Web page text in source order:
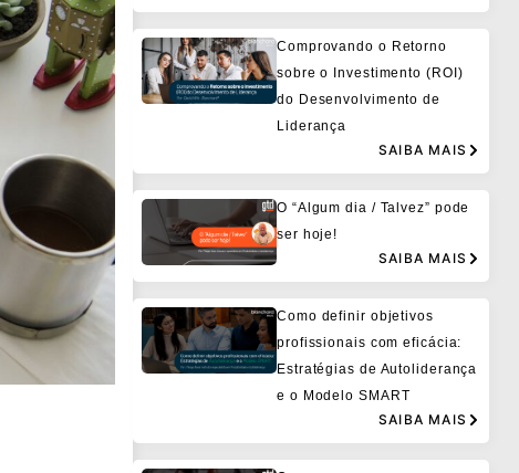
Comprovando o Retorno
sobre o Investimento (ROI)
do Desenvolvimento de
Liderança
SAIBA MAIS
O “Algum dia / Talvez” pode
ser hoje!
SAIBA MAIS
Como definir objetivos
profissionais com eficácia:
Estratégias de Autoliderança
e o Modelo SMART
SAIBA MAIS